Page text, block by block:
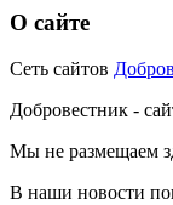
О сайте
Сеть сайтов
Добровестник -
Мы не размещаем
В наши новости